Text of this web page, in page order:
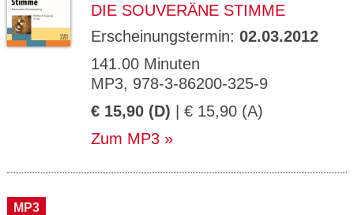
DIE SOUVERÄNE STIMME
Erscheinungstermin: 02.03.2012
141.00 Minuten
MP3, 978-3-86200-325-9
€ 15,90 (D) | € 15,90 (A)
Zum MP3
MP3